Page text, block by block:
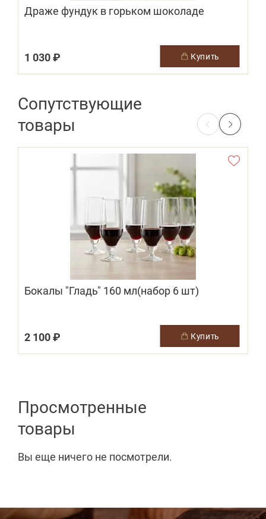
Драже фундук в горьком шоколаде
1 030 ₽ купить
Сопутствующие
товары
Бокалы "Гладь" 160 мл(набор 6 шт)
2 100 ₽ купить
Просмотренные
товары
Вы еще ничего не посмотрели.